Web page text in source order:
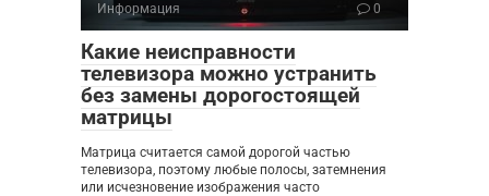
Информация 0
Какие неисправности
телевизора можно устранить
без замены дорогостоящей
матрицы
Матрица считается самой дорогой частью
телевизора, поэтому любые полосы, затемнения
или исчезновение изображения часто